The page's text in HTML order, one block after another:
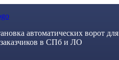
автоматических ворот для
в СПб и ЛО